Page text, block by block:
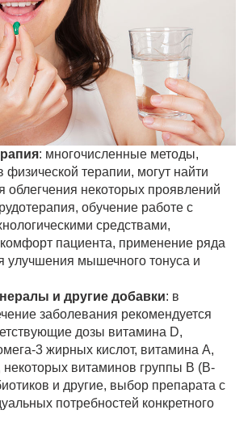
: многочисленные методы,
физической терапии, могут найти
облегчения некоторых проявлений
обучение работе с
средствами,
пациента, применение ряда
улучшения мышечного тонуса и
и другие добавки: в
заболевания рекомендуется
дозы витамина D,
3 жирных кислот, витамина A,
некоторых витаминов группы B (B-
и другие, выбор препарата с
потребностей конкретного